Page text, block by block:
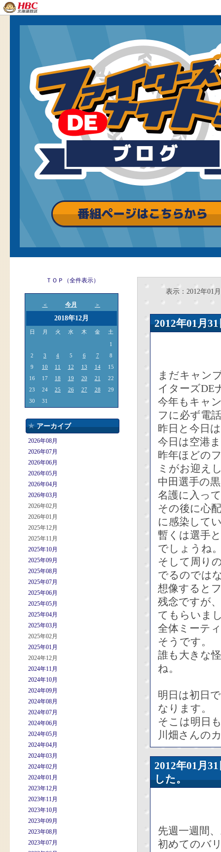
ＴＯＰ（全件表示）
＜ 今月 ＞
2018年12月
日 月 火 水 木 金 土
1
2
3 4 5 6 7
8
9
10 11 12 13 14
15
16
17 18 19 20 21
22
23
24 25 26 27 28
29
30
31
アーカイブ
2026年08月
2026年07月
2026年06月
2026年05月
2026年04月
2026年03月
2026年02月
2026年01月
2025年12月
2025年11月
2025年10月
2025年09月
2025年08月
2025年07月
2025年06月
2025年05月
2025年04月
2025年03月
2025年02月
2025年01月
2024年12月
2024年11月
2024年10月
2024年09月
2024年08月
2024年07月
2024年06月
2024年05月
2024年04月
2024年03月
2024年02月
2024年01月
2023年12月
2023年11月
2023年10月
2023年09月
2023年08月
2023年07月
表示：2012年01月
2012年01
まだキャン
イターズDE
今年もキャ
フに必ず電
昨日と今日
今日は空港
昨年ほどの
ミがお迎え
中田選手の
名護に入っ
その後に心
に感染して
暫くは選手
でしょうね
そして周り
でるのでは
想像すると
残念ですが
てもらいま
全体ミーテ
そうです。
誰も大きな
ね。
明日は初日
なります。
そこは明日
川畑さんの
2012年01
した。
先週一週間
初めてのバ